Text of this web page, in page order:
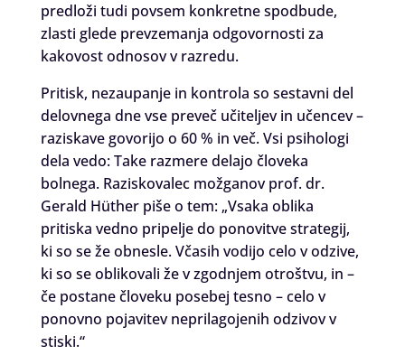
predloži tudi povsem konkretne spodbude,
zlasti glede prevzemanja odgovornosti za
kakovost odnosov v razredu.
Pritisk, nezaupanje in kontrola so sestavni del
delovnega dne vse preveč učiteljev in učencev –
raziskave govorijo o 60 % in več. Vsi psihologi
dela vedo: Take razmere delajo človeka
bolnega. Raziskovalec možganov prof. dr.
Gerald Hüther piše o tem: „Vsaka oblika
pritiska vedno pripelje do ponovitve strategij,
ki so se že obnesle. Včasih vodijo celo v odzive,
ki so se oblikovali že v zgodnjem otroštvu, in –
če postane človeku posebej tesno – celo v
ponovno pojavitev neprilagojenih odzivov v
stiski.“